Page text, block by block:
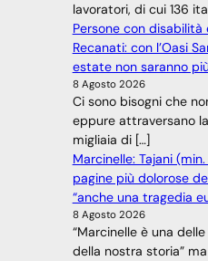
lavoratori, di cui 136
Persone con disabilità
Recanati: con l’Oasi
estate non saranno
8 Agosto 2026
Ci sono bisogni che
eppure attraversano
migliaia di […]
Marcinelle: Tajani
pagine più dolorose
“anche una tragedia
8 Agosto 2026
“Marcinelle è una
della nostra storia”